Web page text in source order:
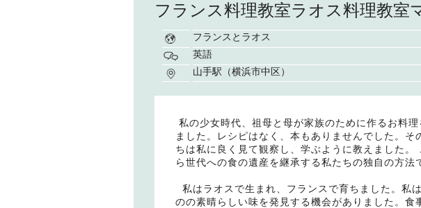
フランス料理教室ラオス料理教室
フランスとラオス
英語
山手駅（横浜市中区）
私の少女時代、祖母と母が家族のために作るお料
ました。レシピはなく、本もありませんでした。そ
ちは私に良く見て観察し、学ぶように教えました。
ら世代への食の遺産を継承する私たちの独自の方法
私はラオスで生まれ、フランスで育ちました。私
のの素晴らしい味を発見する機会がありました。食